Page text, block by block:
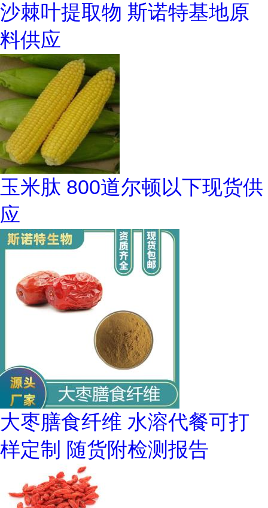
沙棘叶提取物 斯诺特基地原
料供应
玉米肽 800道尔顿以下现货供
应
大枣膳食纤维 水溶代餐可打
样定制 随货附检测报告